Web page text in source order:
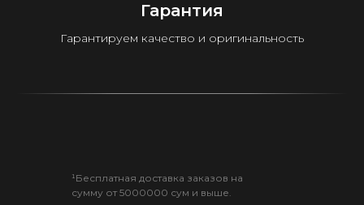
Гарантия
Гарантируем качество и оригинальность
¹Бесплатная доставка заказов на
сумму от 5000000 сум и выше.